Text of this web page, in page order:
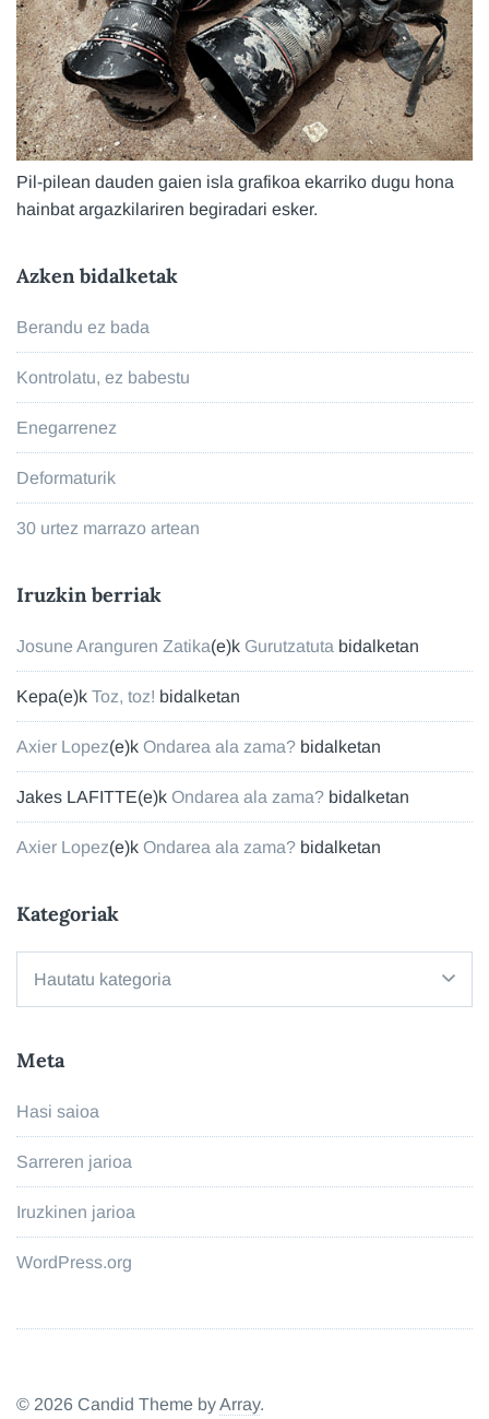
Pil-pilean dauden gaien isla grafikoa ekarriko dugu hona
hainbat argazkilariren begiradari esker.
Azken bidalketak
Berandu ez bada
Kontrolatu, ez babestu
Enegarrenez
Deformaturik
30 urtez marrazo artean
Iruzkin berriak
Josune Aranguren Zatika(e)k Gurutzatuta bidalketan
Kepa(e)k Toz, toz! bidalketan
Axier Lopez(e)k Ondarea ala zama? bidalketan
Jakes LAFITTE(e)k Ondarea ala zama? bidalketan
Axier Lopez(e)k Ondarea ala zama? bidalketan
Kategoriak
Meta
Hasi saioa
Sarreren jarioa
Iruzkinen jarioa
WordPress.org
© 2026 Candid Theme byArray.